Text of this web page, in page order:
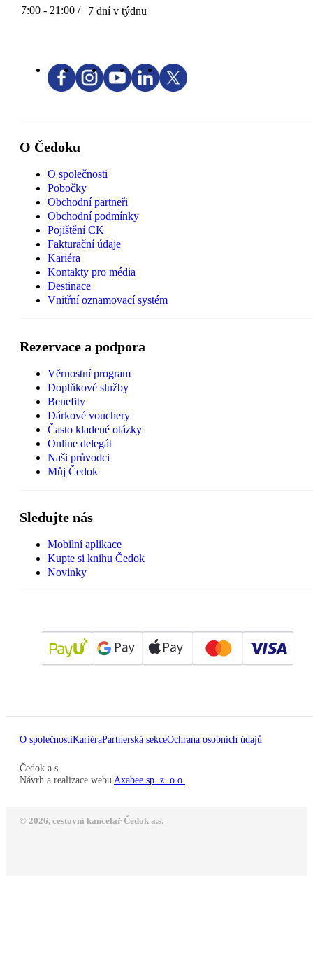
7:00 - 21:00 / 7 dní v týdnu
O Čedoku
O společnosti
Pobočky
Obchodní partneři
Obchodní podmínky
Pojištění CK
Fakturační údaje
Kariéra
Kontakty pro média
Destinace
Vnitřní oznamovací systém
Rezervace a podpora
Věrnostní program
Doplňkové služby
Benefity
Dárkové vouchery
Často kladené otázky
Online delegát
Naši průvodci
Můj Čedok
Sledujte nás
Mobilní aplikace
Kupte si knihu Čedok
Novinky
O společnostiKariéraPartnerská sekceOchrana osobních údajů
Čedok a.s
Návrh a realizace webu Axabee sp. z. o.o.
© 2026, cestovní kancelář Čedok a.s.